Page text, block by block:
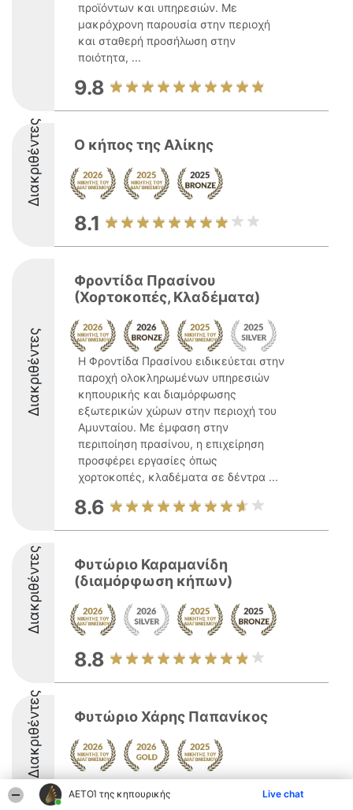
ΑΕΤΟΊ της κηπουρικής Live chat
προϊόντων και υπηρεσιών. Με
μακρόχρονη παρουσία στην περιοχή
και σταθερή προσήλωση στην
ποιότητα, ...
9.8
Διακριθέντες Ο κήπος της Αλίκης
8.1
Διακριθέντες
Φροντίδα Πρασίνου
(Χορτοκοπές, Κλαδέματα)
Η Φροντίδα Πρασίνου ειδικεύεται στην
παροχή ολοκληρωμένων υπηρεσιών
κηπουρικής και διαμόρφωσης
εξωτερικών χώρων στην περιοχή του
Αμυνταίου. Με έμφαση στην
περιποίηση πρασίνου, η επιχείρηση
προσφέρει εργασίες όπως
χορτοκοπές, κλαδέματα σε δέντρα ...
8.6
Διακριθέντες
Φυτώριο Καραμανίδη
(διαμόρφωση κήπων)
8.8
Διακριθέντες Φυτώριο Χάρης Παπανίκος
9.1